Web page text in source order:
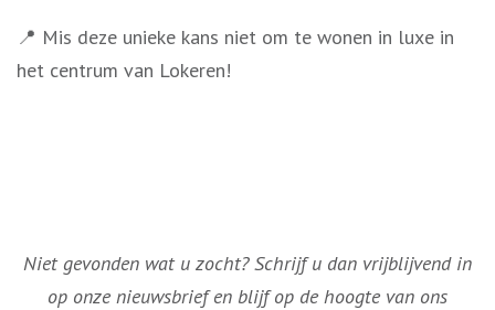
📍 Mis deze unieke kans niet om te wonen in luxe in
het centrum van Lokeren!
Niet gevonden wat u zocht? Schrijf u dan vrijblijvend in
op onze nieuwsbrief en blijf op de hoogte van ons